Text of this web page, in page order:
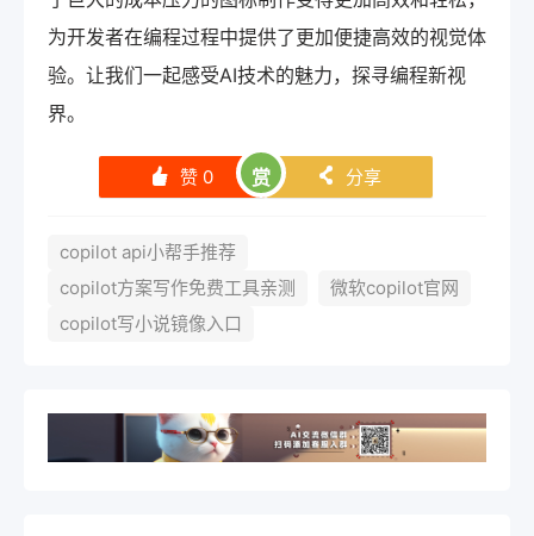
为开发者在编程过程中提供了更加便捷高效的视觉体
验。让我们一起感受AI技术的魅力，探寻编程新视
界。
󰄼 赞 0 赏 󰄯 分享
copilot api小帮手推荐
copilot方案写作免费工具亲测
微软copilot官网
copilot写小说镜像入口